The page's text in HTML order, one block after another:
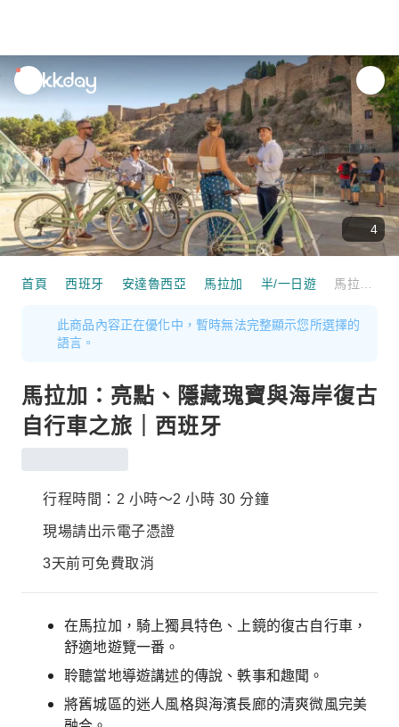
unread
notifications
4
首頁 西班牙 安達魯西亞 馬拉加 半/一日遊
此商品內容正在優化中，暫時無法完整顯示您所選擇的
語言。
馬拉加：亮點、隱藏瑰寶與海岸復古
自行車之旅｜西班牙
行程時間：2 小時～2 小時 30 分鐘
現場請出示電子憑證
3天前可免費取消
在馬拉加，騎上獨具特色、上鏡的復古自行車，
舒適地遊覽一番。
聆聽當地導遊講述的傳說、軼事和趣聞。
將舊城區的迷人風格與海濱長廊的清爽微風完美